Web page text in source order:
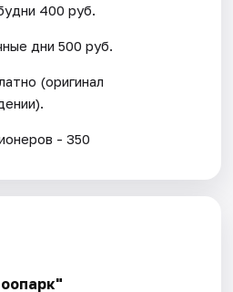
400 руб.
дни 500 руб.
(оригинал
- 350